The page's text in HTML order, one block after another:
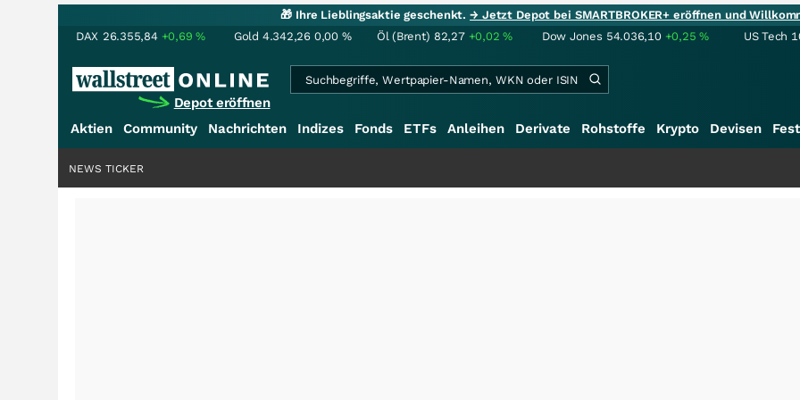
🎁 Ihre Lieblingsaktie geschenkt.→ Jetzt Depot bei SMARTBROKER+ eröffnen und
DAX 26.355,84 +0,69% Gold 4.342,26 0,00 % Öl (Brent) 82,27 +0,02% Dow Jones 54.036,10 +0,25% US Tech
Depot eröffnen
Aktien
Community Nachrichten Indizes Fonds ETFs Anleihen Derivate Rohstoffe Krypto Devisen
NEWS TICKER